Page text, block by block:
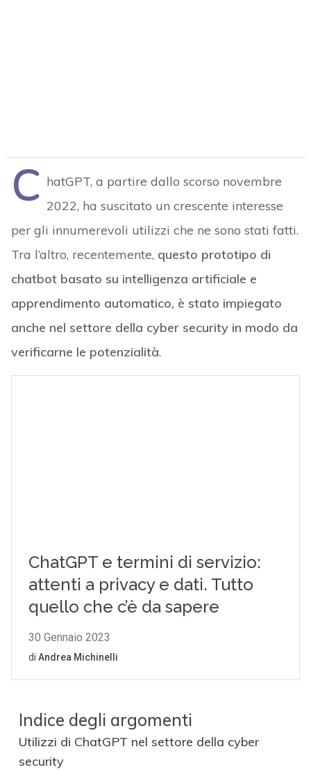
C hatGPT, a partire dallo scorso novembre
2022, ha suscitato un crescente interesse
per gli innumerevoli utilizzi che ne sono stati fatti.
Tra l’altro, recentemente, questo prototipo di
chatbot basato su intelligenza artificiale e
apprendimento automatico, è stato impiegato
anche nel settore della cyber security in modo da
verificarne le potenzialità.
Indice degli argomenti
Utilizzi di ChatGPT nel settore della cyber
security